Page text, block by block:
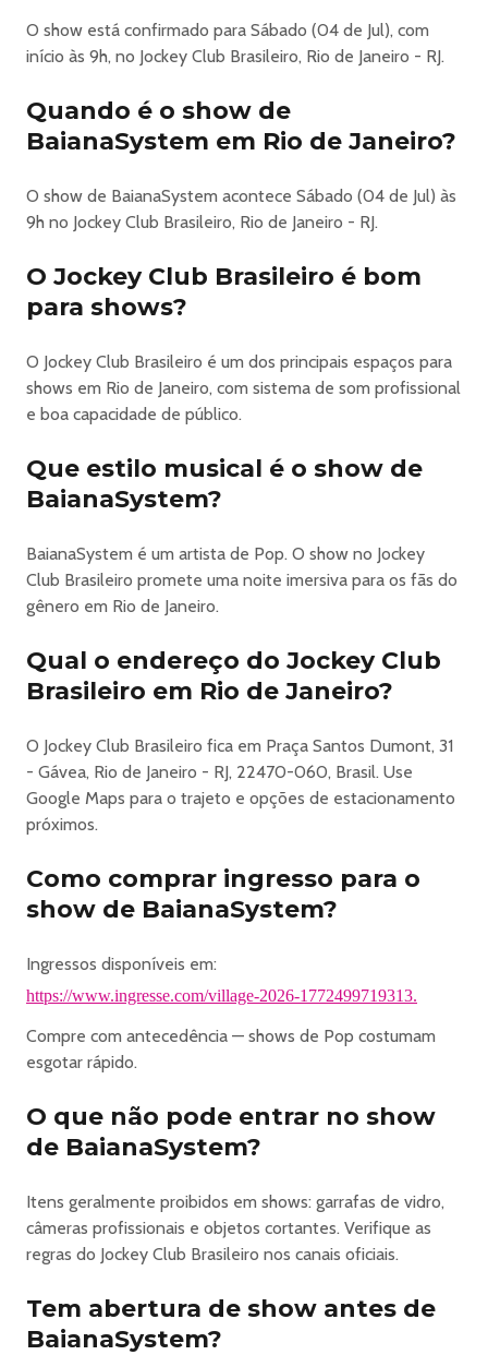
Baianasystem E Olodum (Arena) Em Rio De Janeiro
VILLAGE SUPERBET
⚽
O grito da torcida. O brilho do palco. A vibração que
arrepia. 🇧🇷
aquela sensação de viver uma experiência única no Rio de
Janeiro!
⚽✨
Preparem-se para jogar junto em mais uma edição
-------------------------------------------
⚽ VILLAGE SUPERBET 2026 | JOCKEY CLUB
O evento acontece no Pião do Prado, parte central do
a Pedra da Gávea.
Torcida, surpresas, diversão, muita música, alegria e
inúmeros encontros acontecerão por aqui! Nosso parque
contará com shows, telões, uma extensa praça de
alimentação com diversas opções gastronômicas,
brinquedos como roda gigante, escorrega, pedalinho,
tirolesa e bungee jump.
O evento conta com 2 palcos, o Palco Parque, onde
ocorrem os shows durante o dia, e a Arena, onde rolam as
atrações que começam à noite.
-------------------------------------------
ATRAÇÕES
🇧🇷 PALCO PARQUE
:: Abertura dos Portões: 12h
- Mestrinho
E mais em breve
:: Abertura dos Portões: 21h
- BaianaSystem
E mais em breve
-------------------------------------------
🇧🇷 PARQUE
Shows em pista coberta, Jogos, Brinquedos e Festas. Tudo
Redentor!
🔈 ARENA
Onde rola a prorrogação! Shows e Festas à noite com
totalmente fechada, com ar condicionado e isolamento
acústico para a festa rolar até tarde!
O show está confirmado para Sábado (04 de Jul), com
início às 9h, no Jockey Club Brasileiro, Rio de Janeiro - RJ.
Quando é o show de
BaianaSystem em Rio de Janeiro?
O show de BaianaSystem acontece Sábado (04 de Jul) às
9h no Jockey Club Brasileiro, Rio de Janeiro - RJ.
O Jockey Club Brasileiro é bom
para shows?
O Jockey Club Brasileiro é um dos principais espaços para
shows em Rio de Janeiro, com sistema de som profissional
e boa capacidade de público.
Que estilo musical é o show de
BaianaSystem?
BaianaSystem é um artista de Pop. O show no Jockey
Club Brasileiro promete uma noite imersiva para os fãs do
gênero em Rio de Janeiro.
Qual o endereço do Jockey Club
Brasileiro em Rio de Janeiro?
O Jockey Club Brasileiro fica em Praça Santos Dumont, 31
- Gávea, Rio de Janeiro - RJ, 22470-060, Brasil. Use
Google Maps para o trajeto e opções de estacionamento
próximos.
Como comprar ingresso para o
show de BaianaSystem?
Ingressos disponíveis em:
https://www.ingresse.com/village-2026-1772499719313.
Compre com antecedência — shows de Pop costumam
esgotar rápido.
O que não pode entrar no show
de BaianaSystem?
Itens geralmente proibidos em shows: garrafas de vidro,
câmeras profissionais e objetos cortantes. Verifique as
regras do Jockey Club Brasileiro nos canais oficiais.
Tem abertura de show antes de
BaianaSystem?